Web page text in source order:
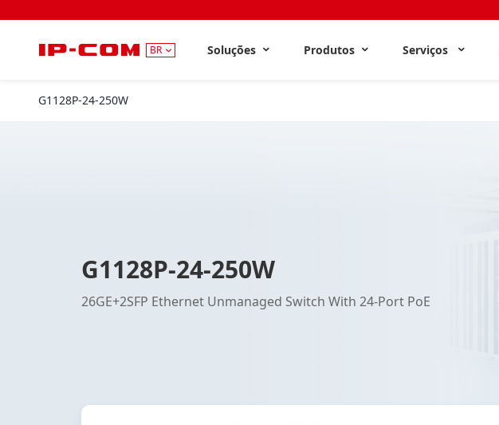
BR Soluções Produtos Serviços
G1128P-24-250W
G1128P-24-250W
26GE+2SFP Ethernet Unmanaged Switch With 24-Port PoE